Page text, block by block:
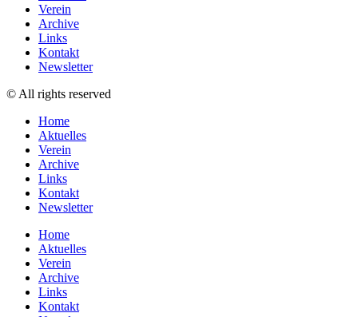
Verein
Archive
Links
Kontakt
Newsletter
© All rights reserved
Home
Aktuelles
Verein
Archive
Links
Kontakt
Newsletter
Home
Aktuelles
Verein
Archive
Links
Kontakt